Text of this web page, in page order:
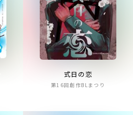
式日の恋
第16回創作BLまつり